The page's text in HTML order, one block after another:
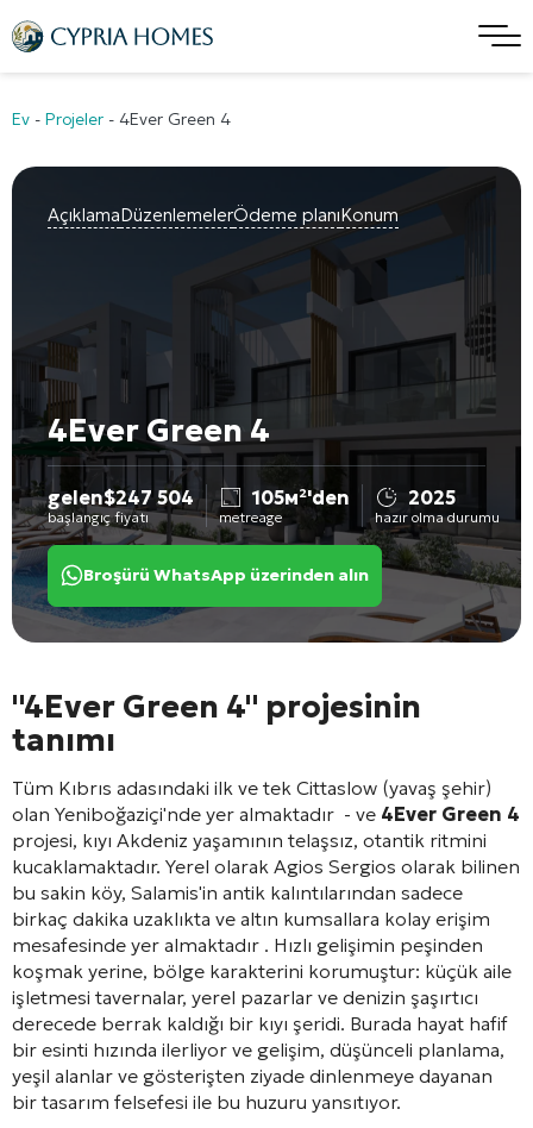
Ev - Projeler - 4Ever Green 4
AçıklamaDüzenlemelerÖdeme planıKonum
4Ever Green 4
gelen$247 504
başlangıç fiyatı
105м²'den
metreage
2025
hazır olma durumu
Broşürü WhatsApp üzerinden alın
"4Ever Green 4" projesinin
tanımı
Tüm Kıbrıs adasındaki ilk ve tek Cittaslow (yavaş şehir)
olan Yeniboğaziçi'nde yer almaktadır - ve 4Ever Green 4
projesi, kıyı Akdeniz yaşamının telaşsız, otantik ritmini
kucaklamaktadır. Yerel olarak Agios Sergios olarak bilinen
bu sakin köy, Salamis'in antik kalıntılarından sadece
birkaç dakika uzaklıkta ve altın kumsallara kolay erişim
mesafesinde yer almaktadır . Hızlı gelişimin peşinden
koşmak yerine, bölge karakterini korumuştur: küçük aile
işletmesi tavernalar, yerel pazarlar ve denizin şaşırtıcı
derecede berrak kaldığı bir kıyı şeridi. Burada hayat hafif
bir esinti hızında ilerliyor ve gelişim, düşünceli planlama,
yeşil alanlar ve gösterişten ziyade dinlenmeye dayanan
bir tasarım felsefesi ile bu huzuru yansıtıyor.